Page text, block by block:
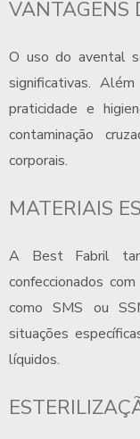
VANTAGENS
O uso do avental
significativas.
praticidade e
contaminação
corporais.
MATERIAIS
A Best Fabril
confeccionados
como SMS ou
situações
líquidos.